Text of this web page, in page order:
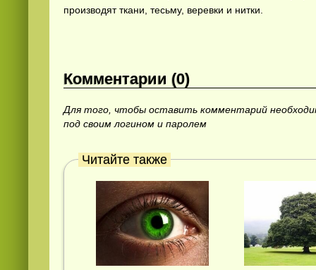
производят ткани, тесьму, веревки и нитки.
Комментарии (0)
Для того, чтобы оставить комментарий
под своим логином и паролем
Читайте также